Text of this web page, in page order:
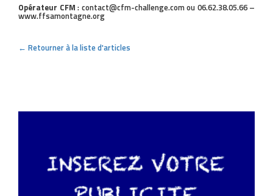
Opérateur CFM : contact@cfm-challenge.com ou 06.62.38.05.66 –
www.ffsamontagne.org
← Retourner à la liste d'articles